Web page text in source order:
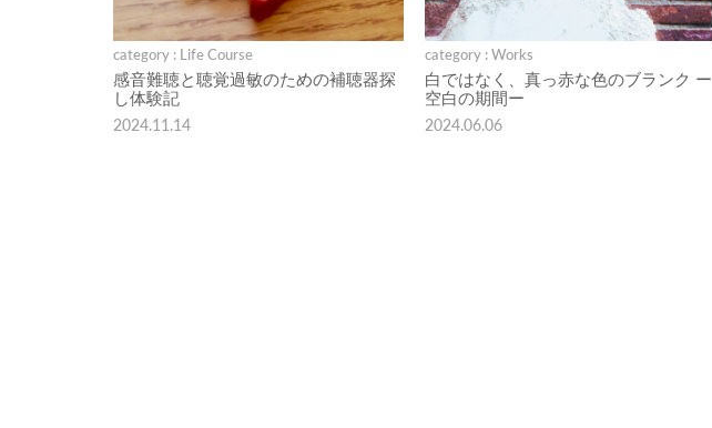
category : Life Course
感音難聴と聴覚過敏のための補聴器探
し体験記
2024.11.14
category : Works
白ではなく、真っ赤な色のブランク ー
空白の期間ー
2024.06.06